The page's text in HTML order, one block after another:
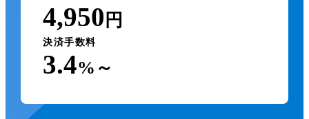
4,950 円
決済手数料
3.4%～